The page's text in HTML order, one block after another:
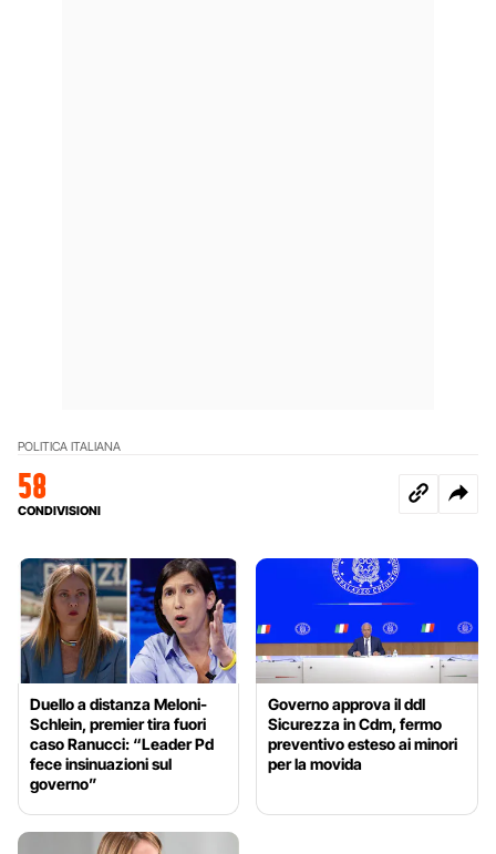
POLITICA ITALIANA
58
CONDIVISIONI
Duello a distanza Meloni-
Schlein, premier tira fuori
caso Ranucci: “Leader Pd
fece insinuazioni sul
governo”
Governo approva il ddl
Sicurezza in Cdm, fermo
preventivo esteso ai minori
per la movida